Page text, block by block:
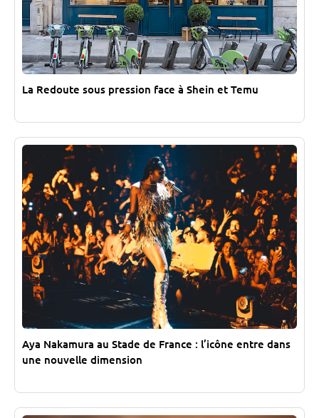
La Redoute sous pression face à Shein et Temu
Aya Nakamura au Stade de France : l’icône entre dans
une nouvelle dimension